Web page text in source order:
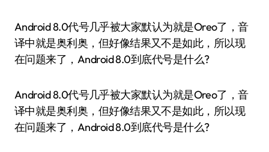
Android 8.0代号几乎被大家默认为就是Oreo了，音
译中就是奥利奥，但好像结果又不是如此，所以现
在问题来了，Android 8.0到底代号是什么?
Android 8.0代号几乎被大家默认为就是Oreo了，音
译中就是奥利奥，但好像结果又不是如此，所以现
在问题来了，Android 8.0到底代号是什么?